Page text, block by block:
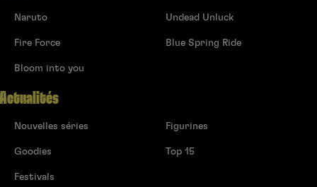
Naruto
Fire Force
Bloom into you
Undead Unluck
Blue Spring Ride
Actualités
Nouvelles séries
Goodies
Festivals
Figurines
Top 15